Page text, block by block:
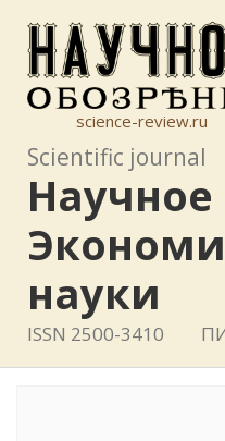
science-review.ru
Scientific journal
науки
ISSN 2500-3410